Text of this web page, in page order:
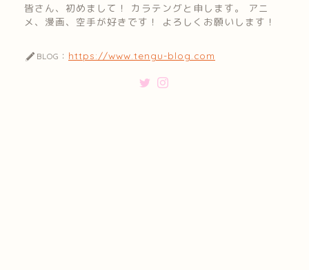
皆さん、初めまして！ カラテングと申します。 アニ
メ、漫画、空手が好きです！ よろしくお願いします！
BLOG： https://www.tengu-blog.com